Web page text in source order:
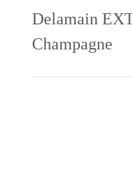
Delamain
Champagne